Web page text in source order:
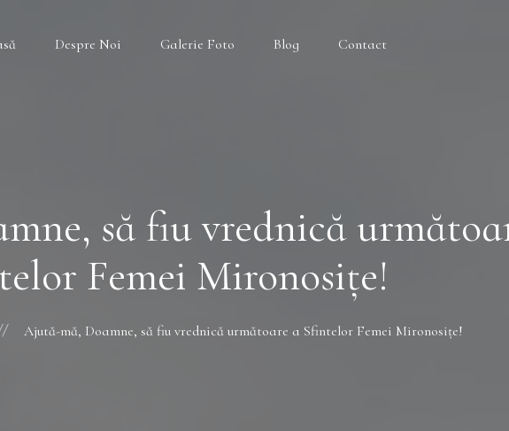
Despre Noi Galerie Foto Blog Contact
să fiu vrednică
Femei Mironosițe!
Ajută-mă, Doamne, să fiu vrednică următoare a Sfintelor Femei Mironosițe!